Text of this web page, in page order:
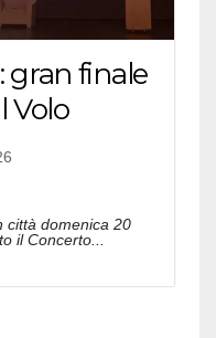
gran finale
Volo
città domenica 20
il Concerto...